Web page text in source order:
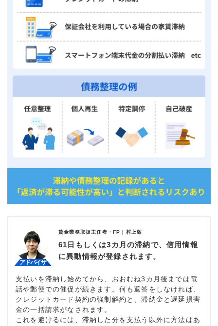
貸金業務取扱主任者・FP｜ 村上敬
61日もしくは3カ月の滞納で、信用情報
に異動情報が登録されます。
支払いを滞納し始めてから、おおむね3カ月後までは電
話や郵便での催促が続きます。何も返答をしなければ、
クレジットカード契約の強制解約と、滞納金と遅延損害
金の一括請求がなされます。
これを避けるには、滞納した分を支払う以外に方法はあ